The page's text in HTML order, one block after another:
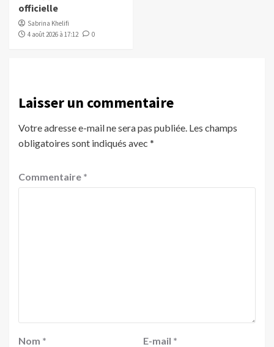
officielle
Sabrina Khelifi
4 août 2026 à 17:12
0
Laisser un commentaire
Votre adresse e-mail ne sera pas publiée. Les champs
obligatoires sont indiqués avec *
Commentaire *
Nom * E-mail *